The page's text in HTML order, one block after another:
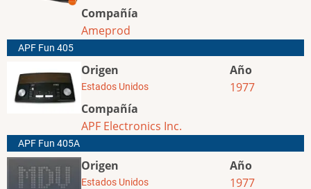
Compañía
Ameprod
APF Fun 405
Origen
Estados Unidos
Compañía
APF Electronics Inc.
Año
1977
APF Fun 405A
Origen
Estados Unidos
Año
1977